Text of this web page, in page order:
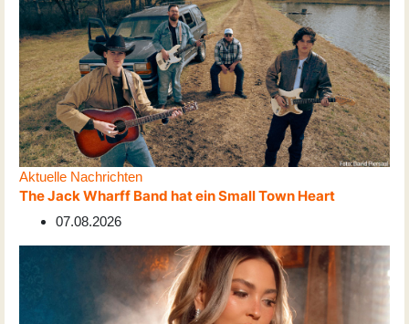
Aktuelle Nachrichten
The Jack Wharff Band hat ein Small Town Heart
07.08.2026